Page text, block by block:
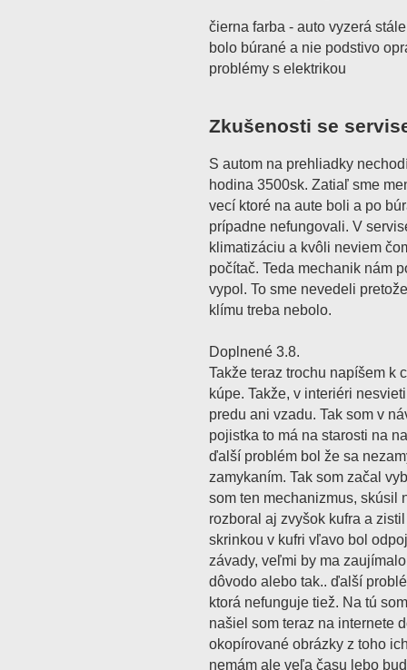
čierna farba - auto vyzerá
bolo búrané a nie podstivo
problémy s elektrikou
Zkušenosti se
S autom na prehliadky
hodina 3500sk. Zatiaľ sme
vecí ktoré na aute boli a po
prípadne nefungovali. V
klimatizáciu a kvôli neviem
počítač. Teda mechanik nám
vypol. To sme nevedeli
klímu treba nebolo.
Doplnené 3.8.
Takže teraz trochu napíšem k
kúpe. Takže, v interiéri
predu ani vzadu. Tak som v
pojistka to má na starosti na
ďalší problém bol že sa
zamykaním. Tak som začal
som ten mechanizmus, skúsil
rozboral aj zvyšok kufra a
skrinkou v kufri vľavo bol
závady, veľmi by ma
dôvodo alebo tak.. ďalší
ktorá nefunguje tiež. Na tú
našiel som teraz na internete
okopírované obrázky z toho
nemám ale veľa času lebo